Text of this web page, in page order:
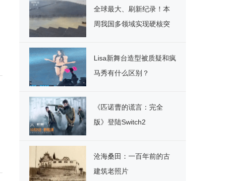
全球最大、刷新纪录！本
周我国多领域实现硬核突
Lisa新舞台造型被质疑和疯
马秀有什么区别？
《匹诺曹的谎言：完全
版》登陆Switch2
沧海桑田：一百年前的古
建筑老照片